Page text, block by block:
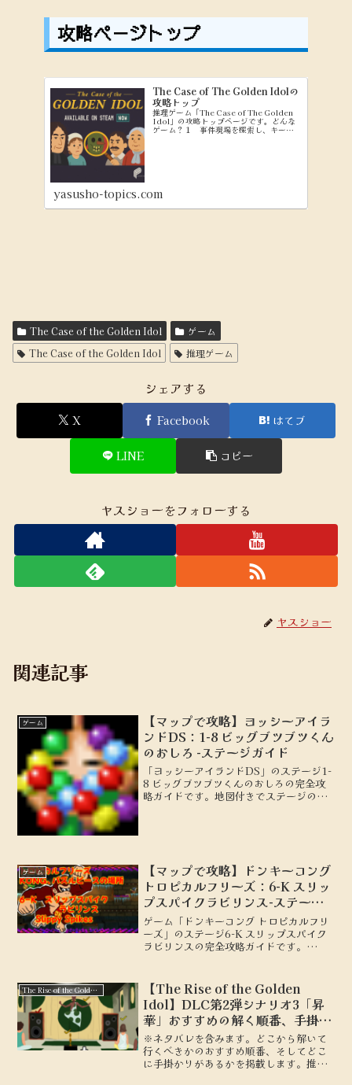
攻略ページトップ
The Case of The Golden Idolの
攻略トップ
推理ゲーム「The Case of The Golden
Idol」の攻略トップページです。どんな
ゲーム？１ 事件現場を探索し、キーワ
yasusho-topics.com
The Case of the Golden Idol
ゲーム
The Case of the Golden Idol
推理ゲーム
シェアする
X Facebook はてブ
LINE コピー
ヤスショーをフォローする
ヤスショー
関連記事
ゲーム
【マップで攻略】ヨッシーアイラ
ンドDS：1-8 ビッグブツブツくん
のおしろ -ステージガイド
「ヨッシーアイランドDS」のステージ1-
8 ビッグブツブツくんのおしろの完全攻
略ガイドです。地図付きでステージの詳
ゲーム
【マップで攻略】ドンキーコング
トロピカルフリーズ：6-K スリッ
プスパイクラビリンス-ステージ
ガイド
ゲーム「ドンキーコング トロピカルフリ
ーズ」のステージ6-K スリップスパイク
ラビリンスの完全攻略ガイドです。
The Rise of the Golden Idol
【The Rise of the Golden
Idol】DLC第2弾シナリオ3「昇
華」おすすめの解く順番、手掛か
り
※ネタバレを含みます。どこから解いて
行くべきかのおすすめ順番、そしてどこ
に手掛かりがあるかを掲載します。推理